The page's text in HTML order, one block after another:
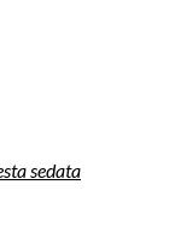
sedata